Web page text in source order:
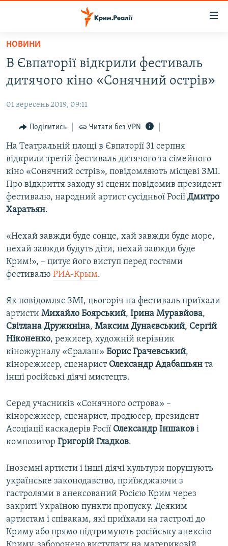
Перейти
основного
матеріалу
до
навігації
Перейти
до
пошуку
ПОЛІТИКА
БЛОГИ
ПОГЛЯД
ІНТЕРВ'Ю
ВСЕ ЗА ДЕНЬ
СПЕЦПРОЕКТИ
ВІДЕОУРОКИ «ELIFBE»
СВІДЧЕННЯ ОКУПАЦІЇ
УКРАЇНСЬКА ПРОБЛЕМА КРИМУ
Русский
Qırımtatar
Усі сайти RFE/RL
НОВИНИ
В Євпаторії відкрили фестиваль
дитячого кіно «Сонячний острів»
01 вересень 2019, 09:11
Поділитись Читати без VPN
На Театральній площі в Євпаторії 31 серпня
відкрили третій фестиваль дитячого та сімейного
кіно «Сонячний острів», повідомляють місцеві ЗМІ.
Про відкриття заходу зі сцени повідомив президент
фестивалю, народний артист сусідньої Росії Дмитро
Харатьян.
«Нехай завжди буде сонце, хай завжди буде море,
нехай завжди будуть діти, нехай завжди буде
Крим!», – цитує його виступ перед гостями
фестивалю РИА-Крым.
Як повідомляє ЗМІ, цьогоріч на фестиваль приїхали
артисти Михайло Боярський, Ірина Муравйова,
Світлана Дружиніна, Максим Дунаєвський, Сергій
Ніконенко, режисер, художній керівник
кіножурналу «Єралаш» Борис Грачевський,
кінорежисер, сценарист Олександр Адабашьян та
інші російські діячі мистецтв.
Серед учасників «Сонячного острова» –
кінорежисер, сценарист, продюсер, президент
Асоціації каскадерів Росії Олександр Іншаков і
композитор Григорій Гладков.
Іноземні артисти і інші діячі культури порушують
українське законодавство, приїжджаючи з
гастролями в анексований Росією Крим через
закриті Україною пункти пропуску. Деяким
артистам і співакам, які приїхали на гастролі до
Криму або прямо підтримують російську анексію